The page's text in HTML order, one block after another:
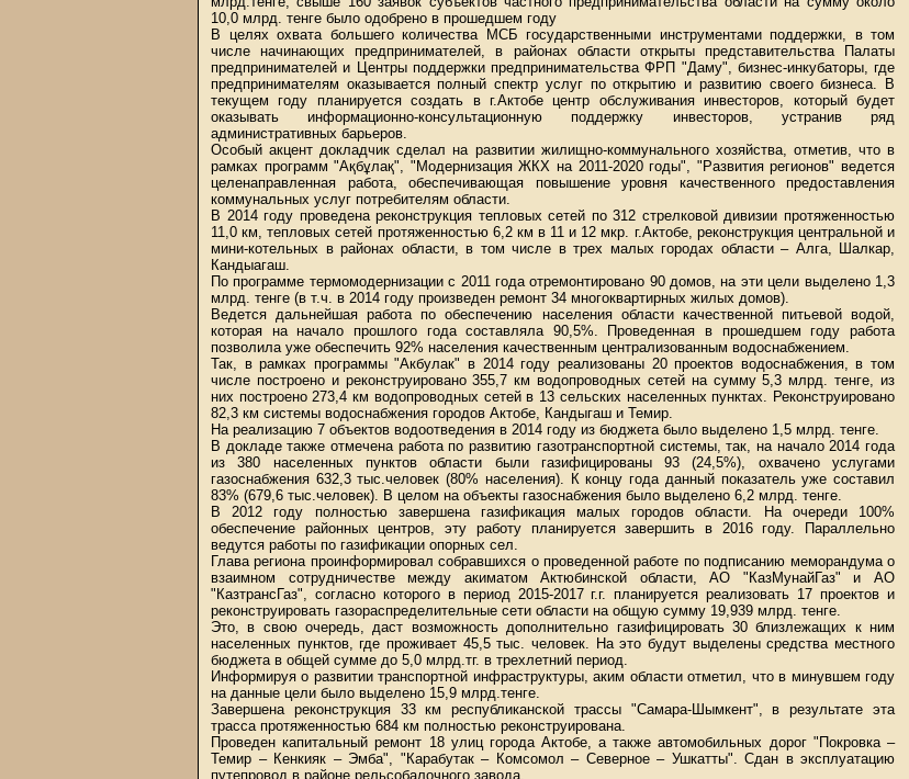
10,0 млрд. тенге было одобрено в прошедшем году
В целях охвата большего количества МСБ государственными инструментами поддержки, в том
числе начинающих предпринимателей, в районах области открыты представительства Палаты
предпринимателей и Центры поддержки предпринимательства ФРП "Даму", бизнес-инкубаторы, где
предпринимателям оказывается полный спектр услуг по открытию и развитию своего бизнеса. В
текущем году планируется создать в г.Актобе центр обслуживания инвесторов, который будет
оказывать информационно-консультационную поддержку инвесторов, устранив ряд
административных барьеров.
Особый акцент докладчик сделал на развитии жилищно-коммунального хозяйства, отметив, что в
рамках программ "Ақбұлақ", "Модернизация ЖКХ на 2011-2020 годы", "Развития регионов" ведется
целенаправленная работа, обеспечивающая повышение уровня качественного предоставления
коммунальных услуг потребителям области.
В 2014 году проведена реконструкция тепловых сетей по 312 стрелковой дивизии протяженностью
11,0 км, тепловых сетей протяженностью 6,2 км в 11 и 12 мкр. г.Актобе, реконструкция центральной и
мини-котельных в районах области, в том числе в трех малых городах области – Алга, Шалкар,
Кандыагаш.
По программе термомодернизации с 2011 года отремонтировано 90 домов, на эти цели выделено 1,3
млрд. тенге (в т.ч. в 2014 году произведен ремонт 34 многоквартирных жилых домов).
Ведется дальнейшая работа по обеспечению населения области качественной питьевой водой,
которая на начало прошлого года составляла 90,5%. Проведенная в прошедшем году работа
позволила уже обеспечить 92% населения качественным централизованным водоснабжением.
Так, в рамках программы "Акбулак" в 2014 году реализованы 20 проектов водоснабжения, в том
числе построено и реконструировано 355,7 км водопроводных сетей на сумму 5,3 млрд. тенге, из
них построено 273,4 км водопроводных сетей в 13 сельских населенных пунктах. Реконструировано
82,3 км системы водоснабжения городов Актобе, Кандыгаш и Темир.
На реализацию 7 объектов водоотведения в 2014 году из бюджета было выделено 1,5 млрд. тенге.
В докладе также отмечена работа по развитию газотранспортной системы, так, на начало 2014 года
из 380 населенных пунктов области были газифицированы 93 (24,5%), охвачено услугами
газоснабжения 632,3 тыс.человек (80% населения). К концу года данный показатель уже составил
83% (679,6 тыс.человек). В целом на объекты газоснабжения было выделено 6,2 млрд. тенге.
В 2012 году полностью завершена газификация малых городов области. На очереди 100%
обеспечение районных центров, эту работу планируется завершить в 2016 году. Параллельно
ведутся работы по газификации опорных сел.
Глава региона проинформировал собравшихся о проведенной работе по подписанию меморандума о
взаимном сотрудничестве между акиматом Актюбинской области, АО "КазМунайГаз" и АО
"КазтрансГаз", согласно которого в период 2015-2017 г.г. планируется реализовать 17 проектов и
реконструировать газораспределительные сети области на общую сумму 19,939 млрд. тенге.
Это, в свою очередь, даст возможность дополнительно газифицировать 30 близлежащих к ним
населенных пунктов, где проживает 45,5 тыс. человек. На это будут выделены средства местного
бюджета в общей сумме до 5,0 млрд.тг. в трехлетний период.
Информируя о развитии транспортной инфраструктуры, аким области отметил, что в минувшем году
на данные цели было выделено 15,9 млрд.тенге.
Завершена реконструкция 33 км республиканской трассы "Самара-Шымкент", в результате эта
трасса протяженностью 684 км полностью реконструирована.
Проведен капитальный ремонт 18 улиц города Актобе, а также автомобильных дорог "Покровка –
Темир – Кенкияк – Эмба", "Карабутак – Комсомол – Северное – Ушкатты". Сдан в эксплуатацию
путепровод в районе рельсобалочного завода.